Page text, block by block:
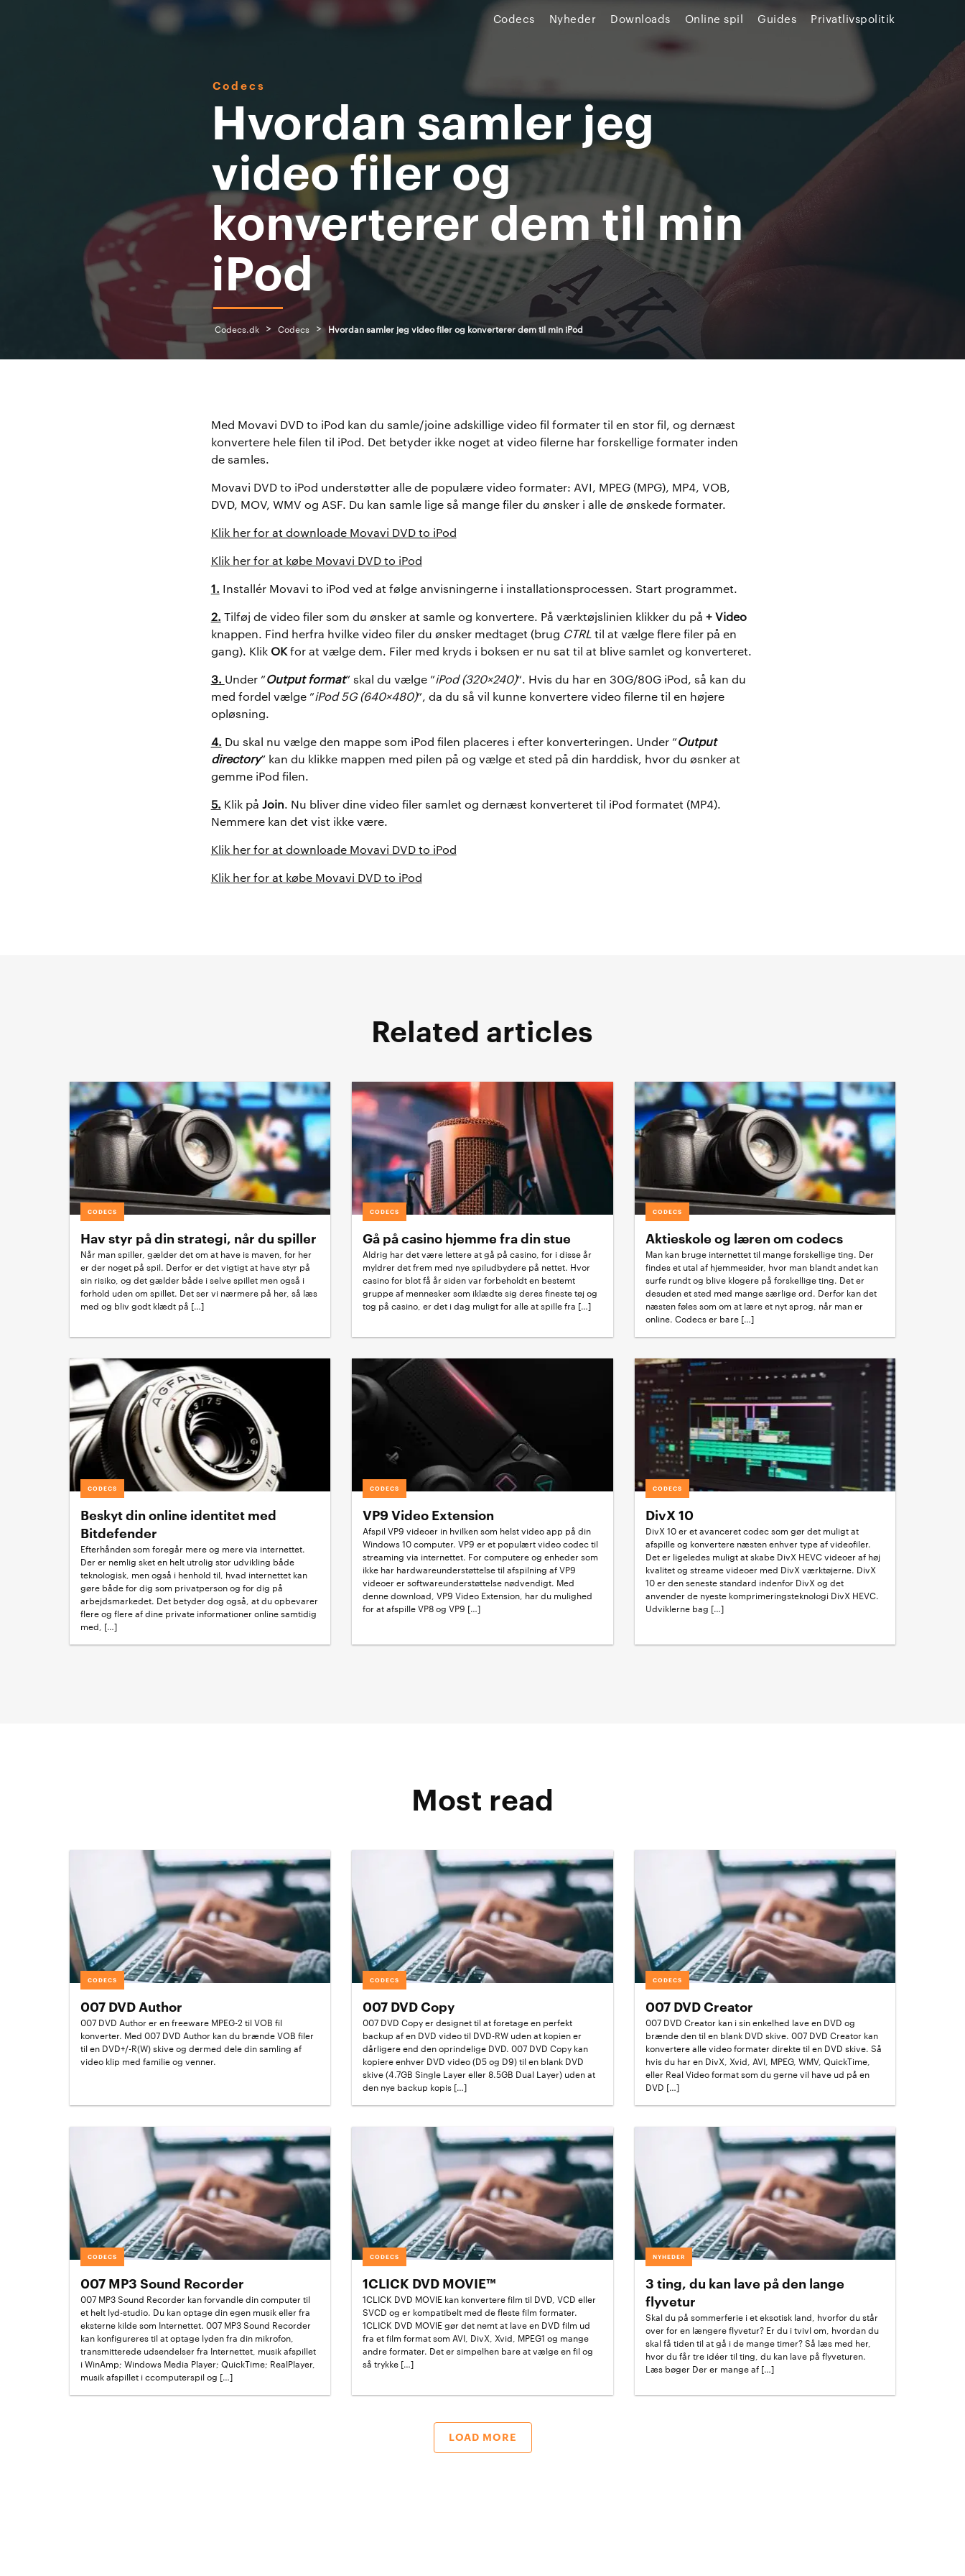
Codecs Nyheder Downloads Online spil Guides Privatlivspolitik
Codecs
Hvordan samler jeg
video filer og
konverterer dem til min
iPod
Codecs.dk > Codecs > Hvordan samler jeg video filer og konverterer dem til min iPod
Med Movavi DVD to iPod kan du samle/joine adskillige video fil formater til en stor fil, og dernæst
konvertere hele filen til iPod. Det betyder ikke noget at video filerne har forskellige formater inden
de samles.
Movavi DVD to iPod understøtter alle de populære video formater: AVI, MPEG (MPG), MP4, VOB,
DVD, MOV, WMV og ASF. Du kan samle lige så mange filer du ønsker i alle de ønskede formater.
Klik her for at downloade Movavi DVD to iPod
Klik her for at købe Movavi DVD to iPod
1. Installér Movavi to iPod ved at følge anvisningerne i installationsprocessen. Start programmet.
2. Tilføj de video filer som du ønsker at samle og konvertere. På værktøjslinien klikker du på + Video
knappen. Find herfra hvilke video filer du ønsker medtaget (brug CTRL til at vælge flere filer på en
gang). Klik OKfor at vælge dem. Filer med kryds i boksen er nu sat til at blive samlet og konverteret.
3. Under ”Output format” skal du vælge ”iPod (320×240)“. Hvis du har en 30G/80G iPod, så kan du
med fordel vælge ”iPod 5G (640×480)”, da du så vil kunne konvertere video filerne til en højere
opløsning.
4. Du skal nu vælge den mappe som iPod filen placeres i efter konverteringen. Under ”Output
directory” kan du klikke mappen med pilen på og vælge et sted på din harddisk, hvor du øsnker at
gemme iPod filen.
5. Klik på Join. Nu bliver dine video filer samlet og dernæst konverteret til iPod formatet (MP4).
Nemmere kan det vist ikke være.
Klik her for at downloade Movavi DVD to iPod
Klik her for at købe Movavi DVD to iPod
Related articles
CODECS
Hav styr på din strategi, når du spiller
Når man spiller, gælder det om at have is maven, for her
er der noget på spil. Derfor er det vigtigt at have styr på
sin risiko, og det gælder både i selve spillet men også i
forhold uden om spillet. Det ser vi nærmere på her, så læs
med og bliv godt klædt på […]
CODECS
Gå på casino hjemme fra din stue
Aldrig har det være lettere at gå på casino, for i disse år
myldrer det frem med nye spiludbydere på nettet. Hvor
casino for blot få år siden var forbeholdt en bestemt
gruppe af mennesker som iklædte sig deres fineste tøj og
tog på casino, er det i dag muligt for alle at spille fra […]
CODECS
Aktieskole og læren om codecs
Man kan bruge internettet til mange forskellige ting. Der
findes et utal af hjemmesider, hvor man blandt andet kan
surfe rundt og blive klogere på forskellige ting. Det er
desuden et sted med mange særlige ord. Derfor kan det
næsten føles som om at lære et nyt sprog, når man er
online. Codecs er bare […]
CODECS
Beskyt din online identitet med
Bitdefender
Efterhånden som foregår mere og mere via internettet.
Der er nemlig sket en helt utrolig stor udvikling både
teknologisk, men også i henhold til, hvad internettet kan
gøre både for dig som privatperson og for dig på
arbejdsmarkedet. Det betyder dog også, at du opbevarer
flere og flere af dine private informationer online samtidig
med, […]
CODECS
VP9 Video Extension
Afspil VP9 videoer in hvilken som helst video app på din
Windows 10 computer. VP9 er et populært video codec til
streaming via internettet. For computere og enheder som
ikke har hardwareunderstøttelse til afspilning af VP9
videoer er softwareunderstøttelse nødvendigt. Med
denne download, VP9 Video Extension, har du mulighed
for at afspille VP8 og VP9 […]
CODECS
DivX 10
DivX 10 er et avanceret codec som gør det muligt at
afspille og konvertere næsten enhver type af videofiler.
Det er ligeledes muligt at skabe DivX HEVC videoer af høj
kvalitet og streame videoer med DivX værktøjerne. DivX
10 er den seneste standard indenfor DivX og det
anvender de nyeste komprimeringsteknologi DivX HEVC.
Udviklerne bag […]
Most read
CODECS
007 DVD Author
007 DVD Author er en freeware MPEG-2 til VOB fil
konverter. Med 007 DVD Author kan du brænde VOB filer
til en DVD+/-R(W) skive og dermed dele din samling af
video klip med familie og venner.
CODECS
007 DVD Copy
007 DVD Copy er designet til at foretage en perfekt
backup af en DVD video til DVD-RW uden at kopien er
dårligere end den oprindelige DVD. 007 DVD Copy kan
kopiere enhver DVD video (D5 og D9) til en blank DVD
skive (4.7GB Single Layer eller 8.5GB Dual Layer) uden at
den nye backup kopis […]
CODECS
007 DVD Creator
007 DVD Creator kan i sin enkelhed lave en DVD og
brænde den til en blank DVD skive. 007 DVD Creator kan
konvertere alle video formater direkte til en DVD skive. Så
hvis du har en DivX, Xvid, AVI, MPEG, WMV, QuickTime,
eller Real Video format som du gerne vil have ud på en
DVD […]
CODECS
007 MP3 Sound Recorder
007 MP3 Sound Recorder kan forvandle din computer til
et helt lyd-studio. Du kan optage din egen musik eller fra
eksterne kilde som Internettet. 007 MP3 Sound Recorder
kan konfigureres til at optage lyden fra din mikrofon,
transmitterede udsendelser fra Internettet, musik afspillet
i WinAmp; Windows Media Player; QuickTime; RealPlayer,
musik afspillet i ccomputerspil og […]
CODECS
1CLICK DVD MOVIE™
1CLICK DVD MOVIE kan konvertere film til DVD, VCD eller
SVCD og er kompatibelt med de fleste film formater.
1CLICK DVD MOVIE gør det nemt at lave en DVD film ud
fra et film format som AVI, DivX, Xvid, MPEG1 og mange
andre formater. Det er simpelhen bare at vælge en fil og
så trykke […]
NYHEDER
3 ting, du kan lave på den lange
flyvetur
Skal du på sommerferie i et eksotisk land, hvorfor du står
over for en længere flyvetur? Er du i tvivl om, hvordan du
skal få tiden til at gå i de mange timer? Så læs med her,
hvor du får tre idéer til ting, du kan lave på flyveturen.
Læs bøger Der er mange af […]
LOAD MORE